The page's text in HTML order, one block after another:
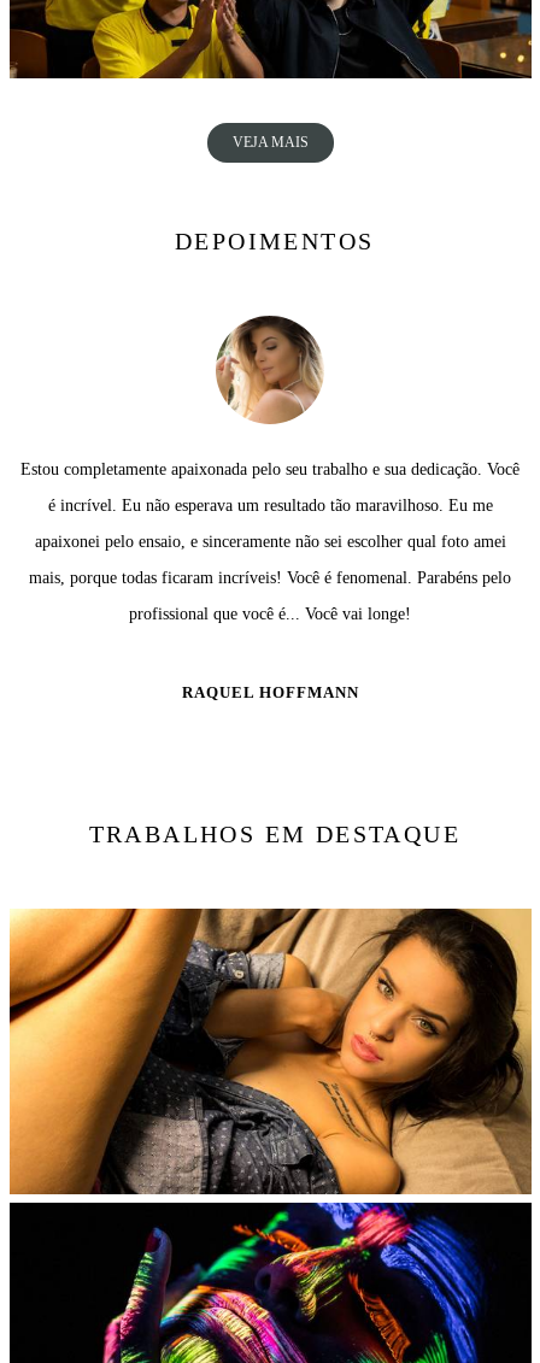
VEJA MAIS
DEPOIMENTOS
Estou completamente apaixonada pelo seu trabalho e sua dedicação. Você
é incrível. Eu não esperava um resultado tão maravilhoso. Eu me
apaixonei pelo ensaio, e sinceramente não sei escolher qual foto amei
mais, porque todas ficaram incríveis! Você é fenomenal. Parabéns pelo
profissional que você é... Você vai longe!
RAQUEL HOFFMANN
TRABALHOS EM DESTAQUE